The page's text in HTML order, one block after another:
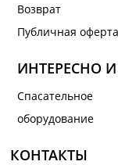
Возврат
Публичная оферта
ИНТЕРЕСНО
Спасательное
оборудование
КОНТАКТЫ